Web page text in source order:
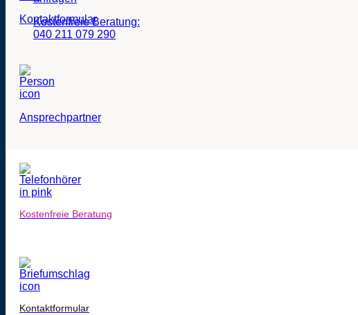
Kostenfreie Beratung:
040 211 079 290
Kontaktformular
Ansprechpartner
Kostenfreie Beratung
Kontaktformular